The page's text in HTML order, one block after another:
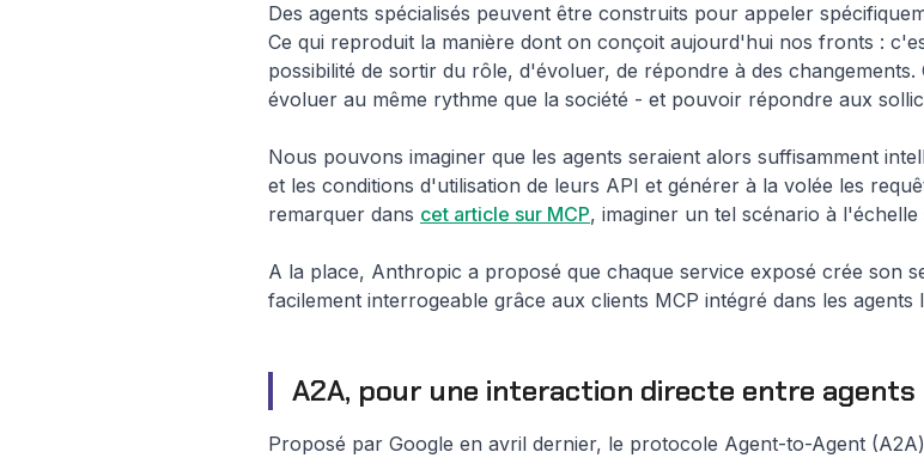
Des agents spécialisés peuvent être construits pour appeler
Ce qui reproduit la manière dont on conçoit aujourd'hui nos fronts :
possibilité de sortir du rôle, d'évoluer, de répondre à des
évoluer au même rythme que la société - et pouvoir répondre aux
Nous pouvons imaginer que les agents seraient alors suffisamment
et les conditions d'utilisation de leurs API et générer à la volée les
remarquer dans cet article sur MCP, imaginer un tel scénario à
A la place, Anthropic a proposé que chaque service exposé crée son
facilement interrogeable grâce aux clients MCP intégré dans les agents
A2A, pour une interaction directe entre agents
Proposé par Google en avril dernier, le protocole Agent-to-Agent